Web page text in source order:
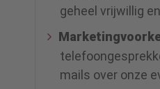
geheel vrijwillig
mails over onze